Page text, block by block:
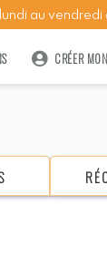
au vendredi
CRÉER